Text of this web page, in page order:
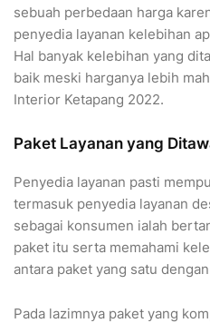
sebuah perbedaan harga
penyedia layanan kelebihan
Hal banyak kelebihan yang
baik meski harganya lebih
Interior Ketapang 2022.
Paket Layanan yang
Penyedia layanan pasti
termasuk penyedia layanan
sebagai konsumen ialah
paket itu serta memahami
antara paket yang satu
Pada lazimnya paket yang